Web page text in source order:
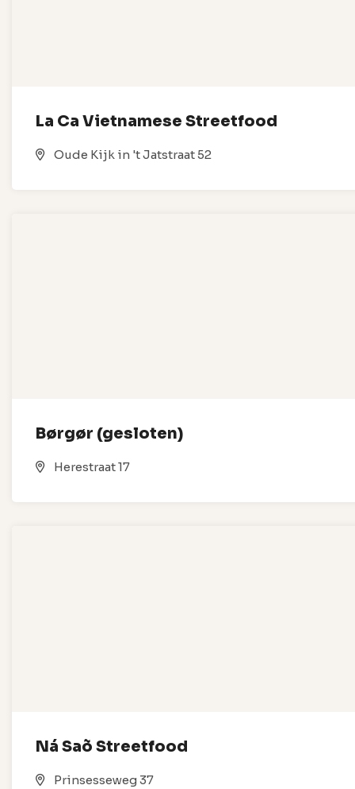
La Ca Vietnamese Streetfood
Oude Kijk in 't Jatstraat 52
Børgør (gesloten)
Herestraat 17
Ná Saõ Streetfood
Prinsesseweg 37